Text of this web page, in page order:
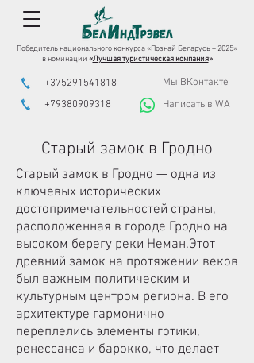
Победитель национального конкурса «Познай Беларусь – 2025»
в номинации «Лучшая туристическая компания»
+375291541818
Мы ВКонтакте
+79380909318
Написать в WA
Старый замок в Гродно
Старый замок в Гродно — одна из
ключевых исторических
достопримечательностей страны,
расположенная в городе Гродно на
высоком берегу реки Неман.Этот
древний замок на протяжении веков
был важным политическим и
культурным центром региона. В его
архитектуре гармонично
переплелись элементы готики,
ренессанса и барокко, что делает